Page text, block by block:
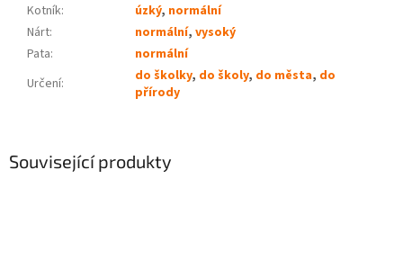
Související produkty
Kotník: úzký, normální
Nárt: normální, vysoký
Pata:
normální
Určení: do školky, do školy, do města, do
přírody